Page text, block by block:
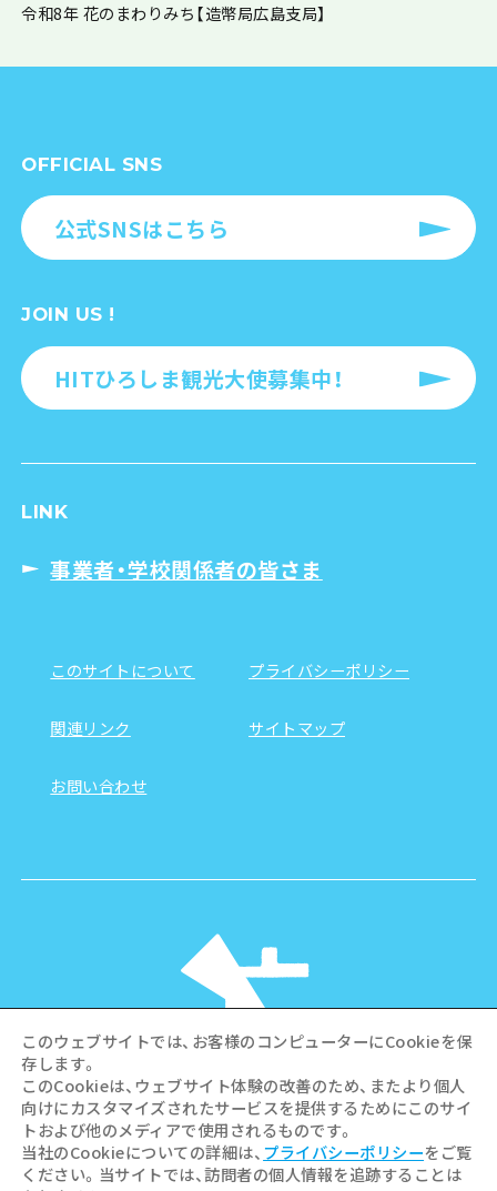
令和8年 花のまわりみち【造幣局広島支局】
OFFICIAL SNS
公式SNSはこちら
JOIN US !
HITひろしま観光大使募集中！
LINK
事業者・学校関係者の皆さま
このサイトについて プライバシーポリシー
関連リンク サイトマップ
お問い合わせ
©Hiroshima Tourism Association /
Hiroshima Prefecture / Hiroshima City .
All rights reserved
このウェブサイトでは、お客様のコンピューターにCookieを保
存します。
このCookieは、ウェブサイト体験の改善のため、またより個人
向けにカスタマイズされたサービスを提供するためにこのサイ
トおよび他のメディアで使用されるものです。
当社のCookieについての詳細は、 プライバシーポリシーをご覧
ください。当サイトでは、訪問者の個人情報を追跡することは